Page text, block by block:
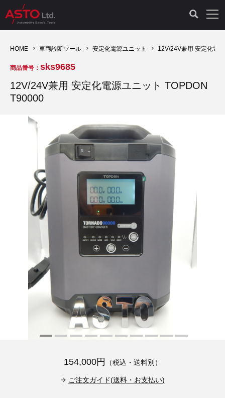
診断機（16）
キープログラマー（4）
EV 専用 整備機器（11）
オプション品（17）
TPMS（4）
診断テスター（10）
キープログラマー（20）
内視カメラ（6）
スモークテスター（4）
安定化電源ユニット（8）
バッテリーテスター（4）
古い車両用診断テスター（10）
バイク用診断テスター（7）
その他（20）
OTOFIX Powered by AUTEL（4）
HCB TOOLS（45）
AST TOOLS（51）
Hubitools（17）
ドイツ車（211）
イタリア/フランス車（27）
イギリス車（23）
アメリカ車（15）
スウェーデン車（20）
オシロスコープ（2）
オシロ関連商品（9）
シミュレータ（19）
その他（8）
ドイツ車（428）
イタリア/フランス車（145）
イギリス車（26）
アメリカ車（60）
スウェーデン車（45）
日本車（40）
ブレーキキャリパーリペアキット（369）
ステアリングロックエミュレータ（28）
現品修理（77）
リビルト品（58）
クローン作製（20）
コントロールユニット初期化（3）
イモビライザーOFF（1）
その他（6）
オシロスコープ（10）
アクセサリー（13）
その他（2）
HOME 車両診断ツール 安定化電源ユニット 12V/24V兼用 安定化電
商品番号： sks9685
12V/24V兼用 安定化電源ユニット TOPDON
T90000
154,000円 （税込・送料別）
ご注文ガイド(送料・お支払い)